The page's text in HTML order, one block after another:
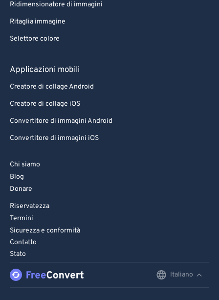
Ridimensionatore di immagini
Ritaglia immagine
Selettore colore
Applicazioni mobili
Creatore di collage Android
Creatore di collage iOS
Convertitore di immagini Android
Convertitore di immagini iOS
Chi siamo
Blog
Donare
Riservatezza
Termini
Sicurezza e conformità
Contatto
Stato
Italiano